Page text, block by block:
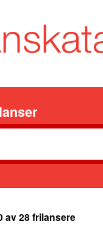
av 28 frilansere